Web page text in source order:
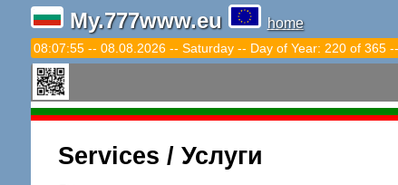
My.777www.eu home
08:07:55 -- 08.08.2026 -- Saturday -- Day of Year: 220 of 365
Services / Услуги